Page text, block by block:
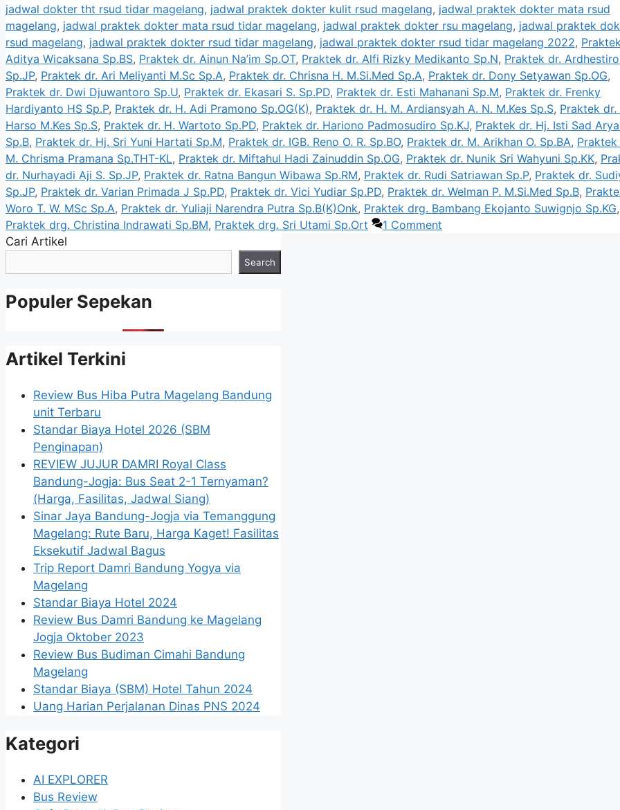
jadwal dokter tht rsud tidar magelang, jadwal praktek dokter kulit rsud magelang, jadwal praktek dokter mata rsud
magelang, jadwal praktek dokter mata rsud tidar magelang, jadwal praktek dokter rsu magelang, jadwal praktek
rsud magelang, jadwal praktek dokter rsud tidar magelang, jadwal praktek dokter rsud tidar magelang 2022,
Aditya Wicaksana Sp.BS, Praktek dr. Ainun Na’im Sp.OT, Praktek dr. Alfi Rizky Medikanto Sp.N, Praktek dr. Ardhestiro
Sp.JP, Praktek dr. Ari Meliyanti M.Sc Sp.A, Praktek dr. Chrisna H. M.Si.Med Sp.A, Praktek dr. Dony Setyawan Sp.OG,
Praktek dr. Dwi Djuwantoro Sp.U, Praktek dr. Ekasari S. Sp.PD, Praktek dr. Esti Mahanani Sp.M, Praktek dr. Frenky
Hardiyanto HS Sp.P, Praktek dr. H. Adi Pramono Sp.OG(K), Praktek dr. H. M. Ardiansyah A. N. M.Kes Sp.S, Praktek dr.
Harso M.Kes Sp.S, Praktek dr. H. Wartoto Sp.PD, Praktek dr. Hariono Padmosudiro Sp.KJ, Praktek dr. Hj. Isti Sad
Sp.B, Praktek dr. Hj. Sri Yuni Hartati Sp.M, Praktek dr. IGB. Reno O. R. Sp.BO, Praktek dr. M. Arikhan O. Sp.BA, Praktek
M. Chrisma Pramana Sp.THT-KL, Praktek dr. Miftahul Hadi Zainuddin Sp.OG, Praktek dr. Nunik Sri Wahyuni Sp.KK,
dr. Nurhayadi Aji S. Sp.JP, Praktek dr. Ratna Bangun Wibawa Sp.RM, Praktek dr. Rudi Satriawan Sp.P, Praktek dr.
Sp.JP, Praktek dr. Varian Primada J Sp.PD, Praktek dr. Vici Yudiar Sp.PD, Praktek dr. Welman P. M.Si.Med Sp.B,
Woro T. W. MSc Sp.A, Praktek dr. Yuliaji Narendra Putra Sp.B(K)Onk, Praktek drg. Bambang Ekojanto Suwignjo Sp.KG,
Praktek drg. Christina Indrawati Sp.BM, Praktek drg. Sri Utami Sp.Ort
1 Comment
Cari Artikel
Search
Populer Sepekan
Artikel Terkini
Review Bus Hiba Putra Magelang Bandung
unit Terbaru
Standar Biaya Hotel 2026 (SBM
Penginapan)
REVIEW JUJUR DAMRI Royal Class
Bandung-Jogja: Bus Seat 2-1 Ternyaman?
(Harga, Fasilitas, Jadwal Siang)
Sinar Jaya Bandung-Jogja via Temanggung
Magelang: Rute Baru, Harga Kaget! Fasilitas
Eksekutif Jadwal Bagus
Trip Report Damri Bandung Yogya via
Magelang
Standar Biaya Hotel 2024
Review Bus Damri Bandung ke Magelang
Jogja Oktober 2023
Review Bus Budiman Cimahi Bandung
Magelang
Standar Biaya (SBM) Hotel Tahun 2024
Uang Harian Perjalanan Dinas PNS 2024
Kategori
AI EXPLORER
Bus Review